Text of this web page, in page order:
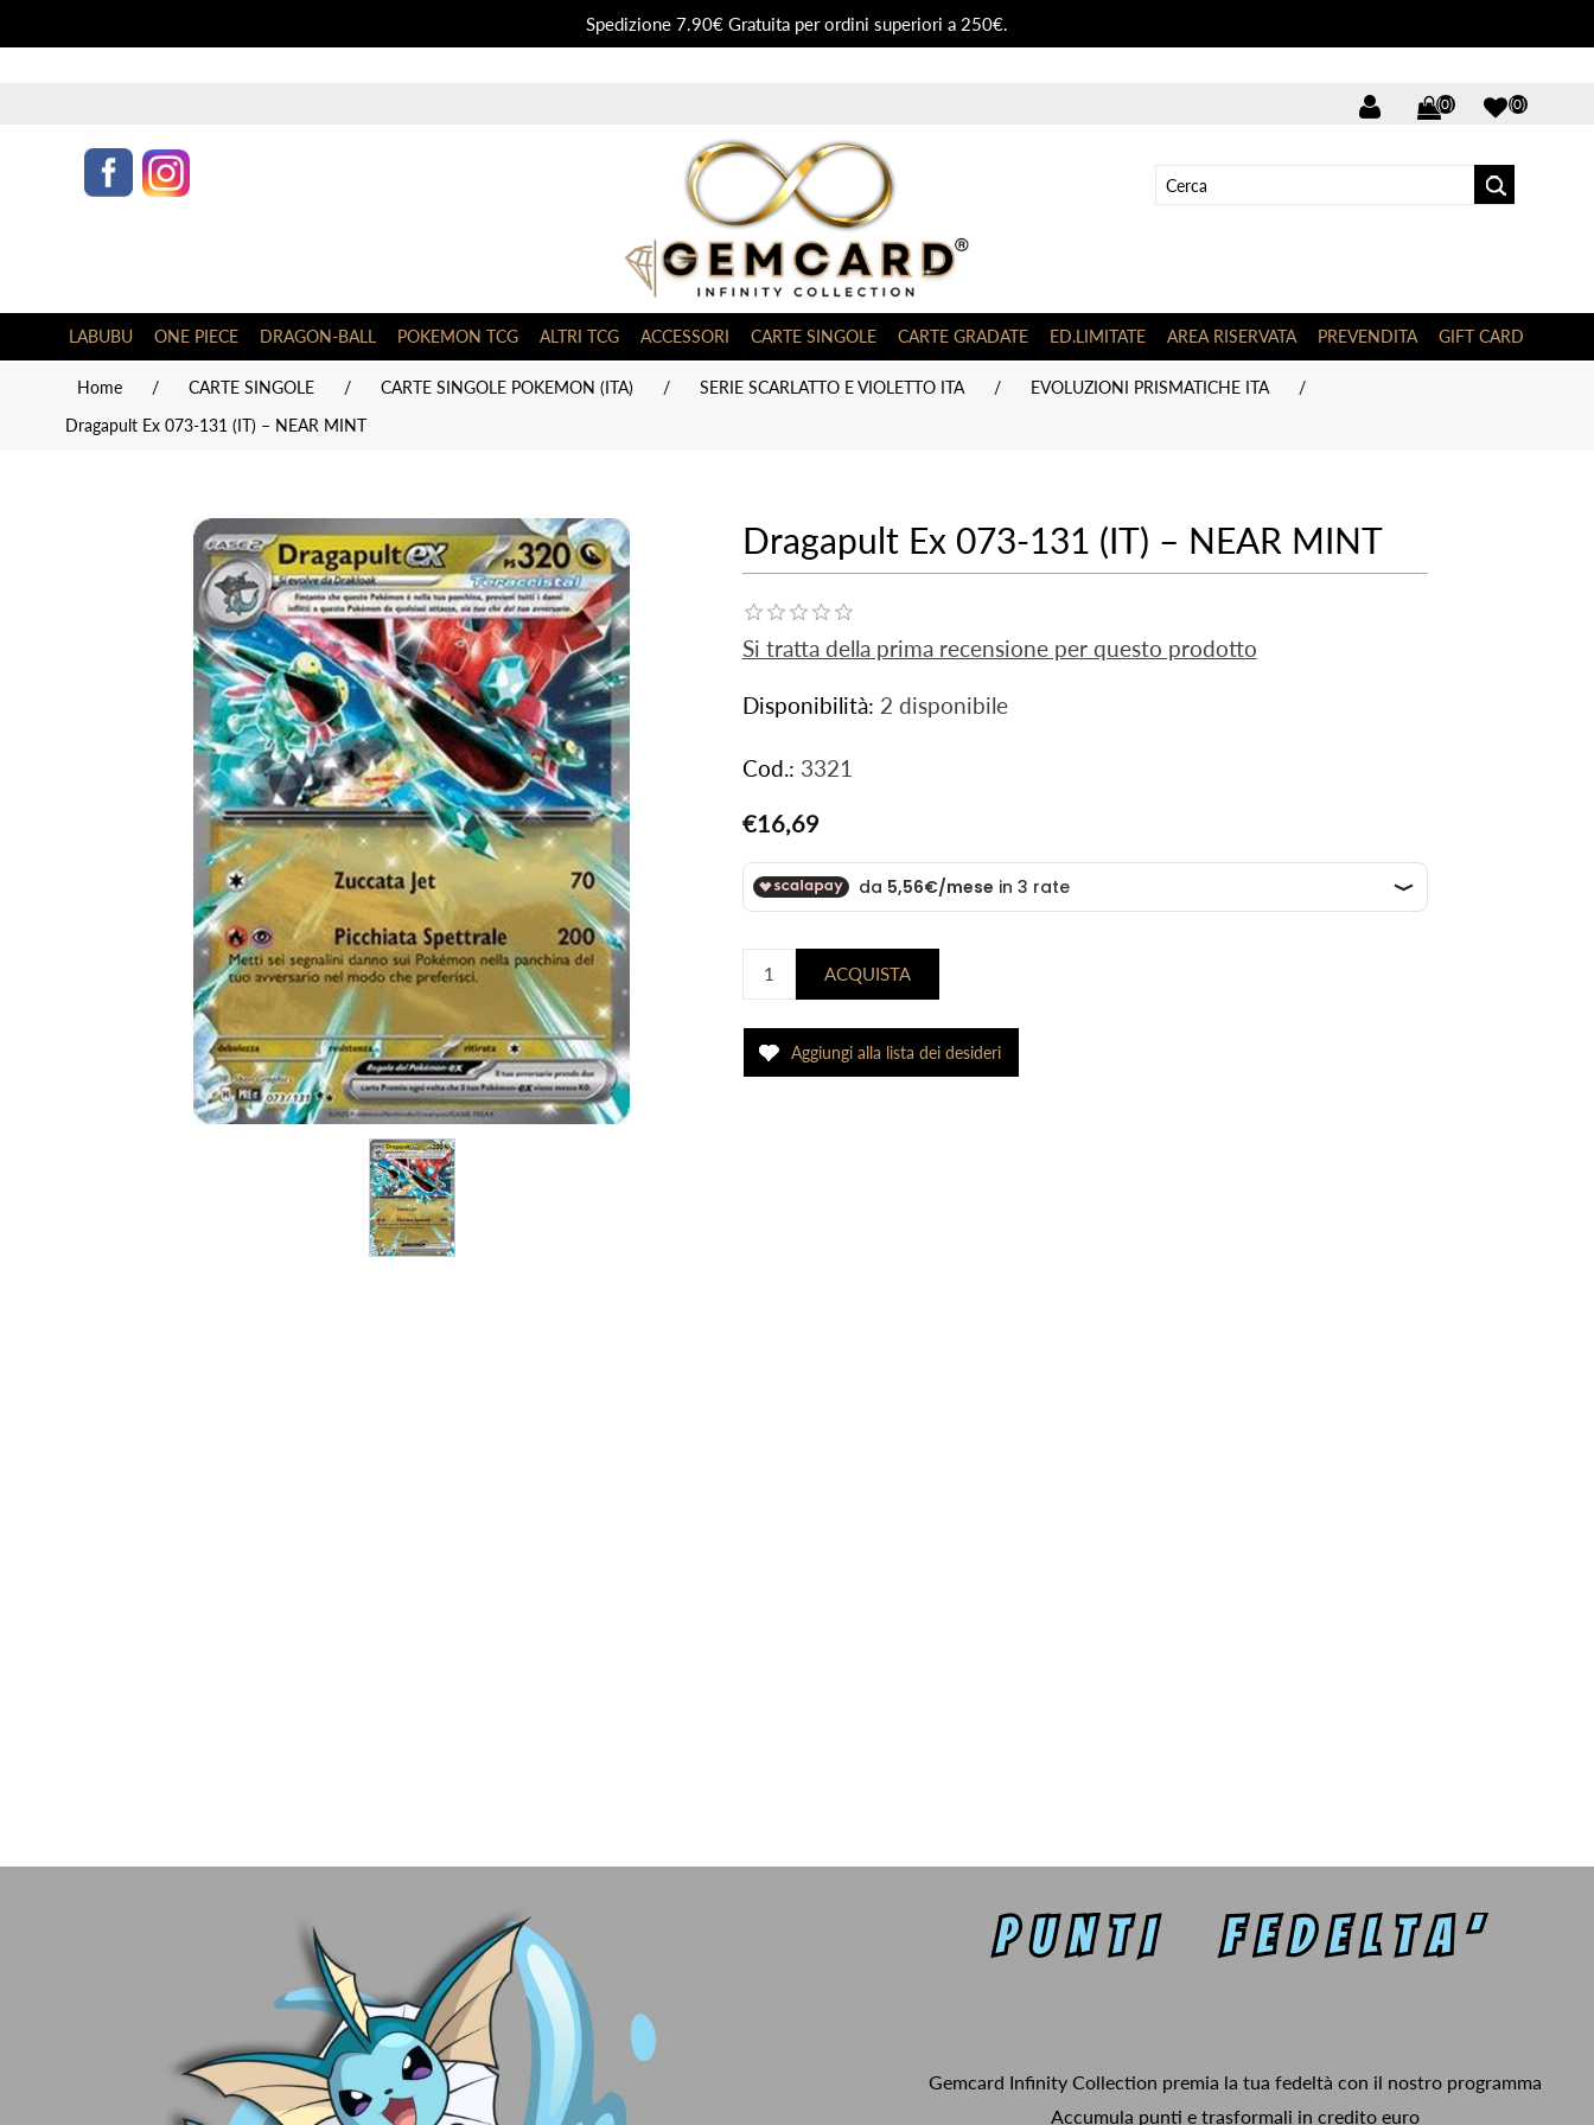
Spedizione 7.90€ Gratuita per ordini superiori a 250€.
(0) (0)
LABUBU ONE PIECE DRAGON-BALL POKEMON TCG ALTRI TCG ACCESSORI CARTE SINGOLE CARTE GRADATE ED.LIMITATE AREA RISERVATA PREVENDITA GIFT CARD
Home / CARTE SINGOLE / CARTE SINGOLE POKEMON (ITA) / SERIE SCARLATTO E VIOLETTO ITA / EVOLUZIONI PRISMATICHE ITA
/
Dragapult Ex 073-131 (IT) – NEAR MINT
Dragapult Ex 073-131 (IT) – NEAR MINT
Si tratta della prima recensione per questo prodotto
Disponibilità: 2 disponibile
Cod.: 3321
€16,69
Gemcard Infinity Collection premia la tua fedeltà con il nostro programma
Accumula punti e trasformali in credito euro